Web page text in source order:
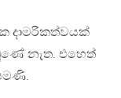
දාමරිකත්වයක්
නැත. එහෙත්